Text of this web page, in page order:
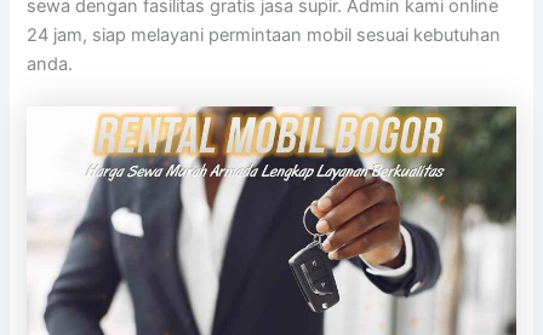
sewa dengan fasilitas gratis jasa supir. Admin kami online
24 jam, siap melayani permintaan mobil sesuai kebutuhan
anda.